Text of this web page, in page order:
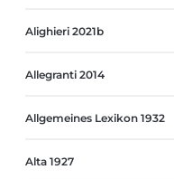
Alighieri 2021b
Allegranti 2014
Allgemeines Lexikon 1932
Alta 1927